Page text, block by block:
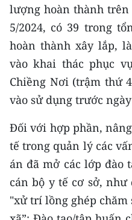
Media Thế giới
Media Thể thao
Media Giáo dục
Media Y tế
Media Môi trường
Ảnh
Infographic
lượng hoàn thành
5/2024, có 39 trong
hoàn thành xây lắp,
vào khai thác phục
Chiềng Nơi (trậm thứ
vào sử dụng trước ngày
Đối với hợp phần,
tế trong quản lý các
án đã mở các lớp đào
cán bộ y tế cơ sở, như
"xử trí lồng ghép